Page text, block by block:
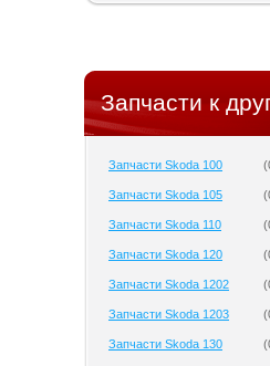
Запчасти к
Запчасти Skoda 100 (
Запчасти Skoda 105 (
Запчасти Skoda 110 (
Запчасти Skoda 120 (
Запчасти Skoda 1202 (
Запчасти Skoda 1203 (
Запчасти Skoda 130 (